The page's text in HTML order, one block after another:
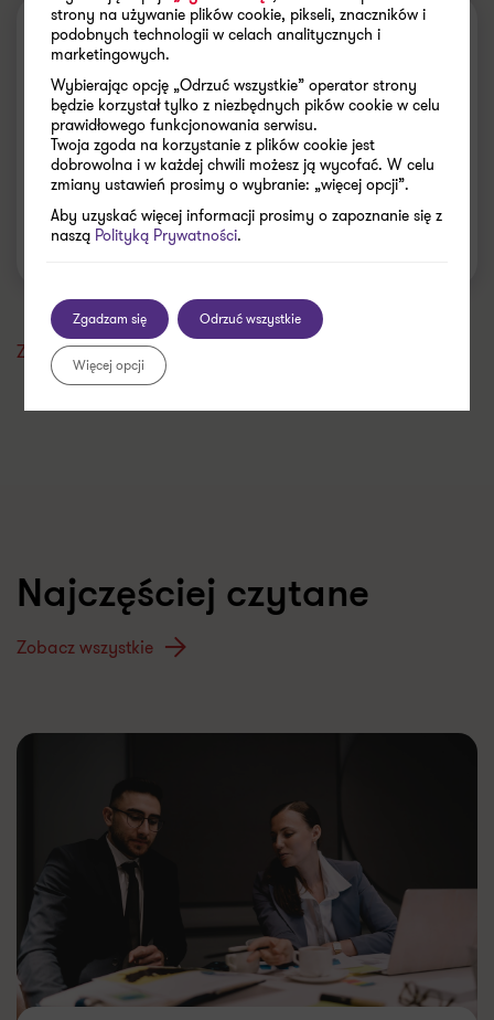
Wydarzenie stacjonarne
Śniadanie biznesowe LATO z Grant
Thornton: Pay gap pod lupą: czy Twoja
firma jest gotowa na transparentność
wynagrodzeń?
19 August 2026| 09:00
Zobacz wszystkie
Najczęściej czytane
Zobacz wszystkie
strony na używanie plików cookie, pikseli, znaczników i
podobnych technologii w celach analitycznych i
marketingowych.
Wybierając opcję „Odrzuć wszystkie” operator strony
będzie korzystał tylko z niezbędnych pików cookie w celu
prawidłowego funkcjonowania serwisu.
Twoja zgoda na korzystanie z plików cookie jest
dobrowolna i w każdej chwili możesz ją wycofać. W celu
zmiany ustawień prosimy o wybranie: „więcej opcji”.
Aby uzyskać więcej informacji prosimy o zapoznanie się z
naszą Polityką Prywatności.
Zgadzam się Odrzuć wszystkie
Więcej opcji